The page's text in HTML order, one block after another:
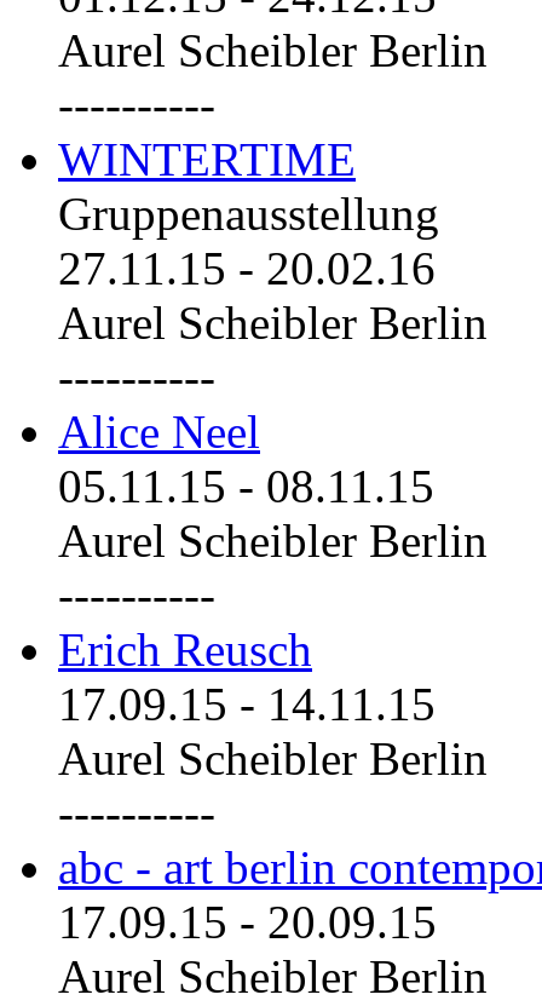
Aurel Scheibler Berlin
----------
WINTERTIME
Gruppenausstellung
27.11.15 - 20.02.16
Aurel Scheibler Berlin
----------
Alice Neel
05.11.15 - 08.11.15
Aurel Scheibler Berlin
----------
Erich Reusch
17.09.15 - 14.11.15
Aurel Scheibler Berlin
----------
abc - art berlin
17.09.15 - 20.09.15
Aurel Scheibler Berlin